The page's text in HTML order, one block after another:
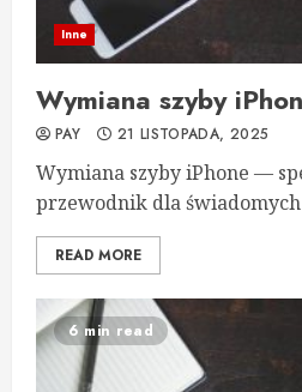
Inne
Wymiana szyby
PAY 21 LISTOPADA, 2025
Wymiana szyby iPhone —
przewodnik dla
READ MORE
6 min read